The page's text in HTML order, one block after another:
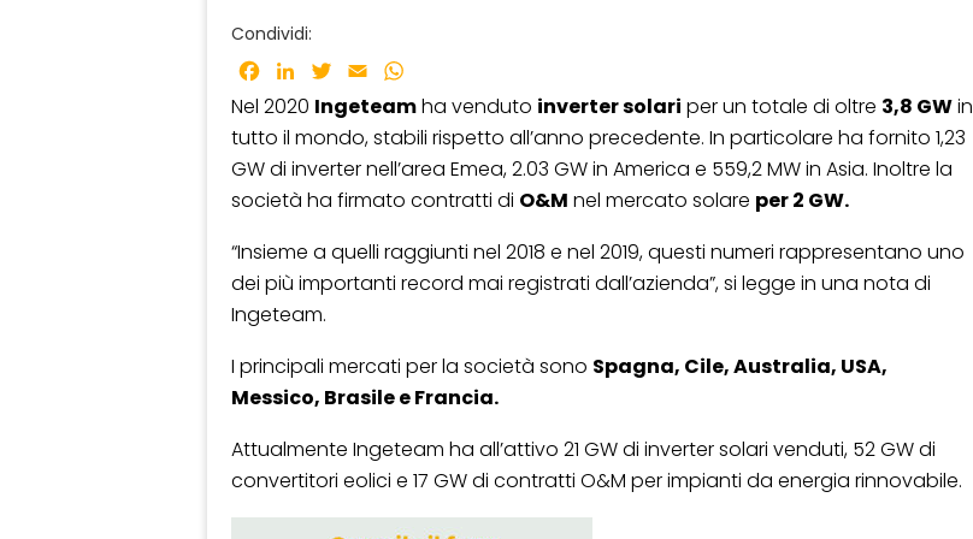
Condividi:
Facebook
LinkedInTwitter
Email
Nel 2020 Ingeteamha venduto inverter solari per un totale di oltre 3,8 GWin
tutto il mondo, stabili rispetto all’anno precedente. In particolare ha fornito 1,23
GW di inverter nell’area Emea, 2.03 GW in America e 559,2 MW in Asia. Inoltre la
società ha firmato contratti di O&M nel mercato solare per 2 GW.
“Insieme a quelli raggiunti nel 2018 e nel 2019, questi numeri rappresentano uno
dei più importanti record mai registrati dall’azienda”, si legge in una nota di
Ingeteam.
I principali mercati per la società sono Spagna, Cile, Australia, USA,
Messico, Brasile e Francia.
Attualmente Ingeteam ha all’attivo 21 GW di inverter solari venduti, 52 GW di
convertitori eolici e 17 GW di contratti O&M per impianti da energia rinnovabile.